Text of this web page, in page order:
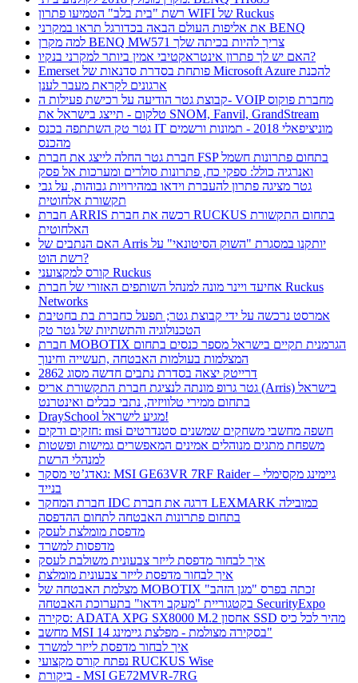
רשת "בית בלב" הטמיעו פתרון WIFI של Ruckus
את אליפות העולם הבאה בכדורגל תראו במקרני BENQ
למה מקרן BENQ MW571 צריך להיות בכיתה שלך
האם יש לך פתרון אינטראקטיבי אמין ביותר למקרני בנקיו?
Emerset פותחת בסדרת סדנאות של Microsoft Azure להכנת
ארגונים לקראת מעבר לענן
קבוצת גטר הודיעה על רכישת פעילות ה- VOIP מחברת פוקוס
טלקום - תייצג בישראל את SNOM, Fanvil, GrandStream
גטר טק השתתפה בכנס IT מוניציפאלי 2018 - תמונות ורשמים
מהכנס
חברת גטר החלה לייצג את חברת FSP בתחום פתרונות חשמל
ואנרגיה כולל: ספקי כח, פתרונות סולרים ומערכות אל פסק
גטר מציגה פתרון להעברת וידאו במהירויות גבוהות, על גבי
תקשורת אלחוטית
חברת ARRIS רכשה את חברת RUCKUS בתחום התקשורת
האלחוטית
האם הנתבים של Arris יותקנו במסגרת "השוק הסיטונאי" על
רשת הוט?
קורס למקצועני Ruckus
אחיעד ויינר מונה למנהל השותפים האזורי של חברת Ruckus
Networks
אמרסט נרכשה על ידי קבוצת גטר; תפעל כחברת בת בחטיבת
הטכנולוגיה והתשתיות של גטר טק
חברת MOBOTIX הגרמנית תקיים בישראל מספר כנסים בתחום
המצלמות בעולמות האבטחה ,תעשייה וחינוך
דרייטק יצאה בסדרת נתבים חדשה מסוג 2862
גטר גרופ מונתה לנציגת חברת התקשורת אריס (Arris) בישראל
בתחום ממירי טלוויזיה, נתבי כבלים ואינטרנט
DraySchool מגיע לישראל!
חזקים ודקים: msi חשפה מחשבי משחקים שמשנים סטנדרטים
משפחת מתגים מנוהלים אמינים המאפשרים גמישות ופשטות
למנהלי הרשת
גאדג’טי מסקר: MSI GE63VR 7RF Raider – גיימינג מקסימלי
בנייד
חברת המחקר IDC דרגה את חברת LEXMARK כמובילה
בתחום פתרונות האבטחה לתחום ההדפסה
מדפסת מומלצת לעסק
מדפסות למשרד
איך לבחור מדפסת לייזר צבעונית משולבת לעסק
איך לבחור מדפסת לייזר צבעונית מומלצת
מצלמת האבטחה של MOBOTIX זכתה בפרס "מגן הזהב"
בקטגוריית "מעקב וידאו" בתערוכת האבטחה SecurityExpo
סקירה: ADATA XPG SX8000 M.2 אחסון SSD מהיר לכל כיס
מחשב MSI בסקירה מצולמת - מפלצת גיימינג 14"
איך לבחור מדפסת לייזר למשרד
נפתח קורס מקצועי RUCKUS Wise
ביקורת - MSI GE72MVR-7RG